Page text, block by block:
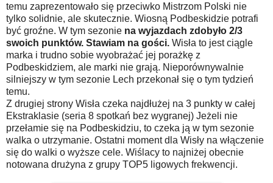
temu zaprezentowało się przeciwko Mistrzom Polski nie
tylko solidnie, ale skutecznie. Wiosną Podbeskidzie potrafi
być groźne. W tym sezonie na wyjazdach zdobyło 2/3
swoich punktów. Stawiam na gości. Wisła to jest ciągle
marka i trudno sobie wyobrażać jej porażkę z
Podbeskidziem, ale marki nie grają. Nieporównywalnie
silniejszy w tym sezonie Lech przekonał się o tym tydzień
temu.
Z drugiej strony Wisła czeka najdłużej na 3 punkty w całej
Ekstraklasie (seria 8 spotkań bez wygranej) Jeżeli nie
przełamie się na Podbeskidziu, to czeka ją w tym sezonie
walka o utrzymanie. Ostatni moment dla Wisły na włączenie
się do walki o wyższe cele. Wiślacy to najniżej obecnie
notowana drużyna z grupy TOP5 ligowych frekwencji.